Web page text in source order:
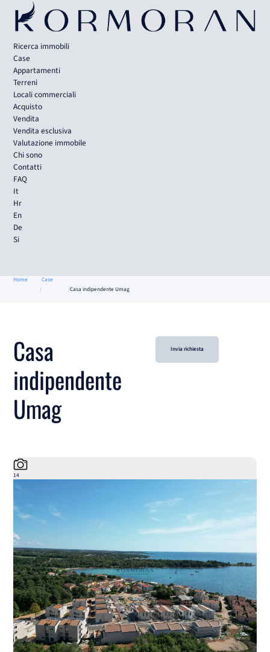
Ricerca immobili
Case
Appartamenti
Terreni
Locali commerciali
Acquisto
Vendita
Vendita esclusiva
Valutazione immobile
Chi sono
Contatti
FAQ
It
Hr
En
De
Si
Home
Case
Casa indipendente Umag
Casa
indipendente
Umag
Invia richiesta
14